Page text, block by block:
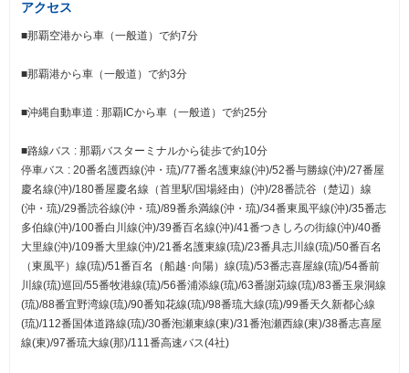
アクセス
■那覇空港から車（一般道）で約7分
■那覇港から車（一般道）で約3分
■沖縄自動車道 : 那覇ICから車（一般道）で約25分
■路線バス : 那覇バスターミナルから徒歩で約10分
停車バス : 20番名護西線(沖・琉)/77番名護東線(沖)/52番与勝線(沖)/27番屋
慶名線(沖)/180番屋慶名線（首里駅/国場経由）(沖)/28番読谷（楚辺）線
(沖・琉)/29番読谷線(沖・琉)/89番糸満線(沖・琉)/34番東風平線(沖)/35番志
多伯線(沖)/100番白川線(沖)/39番百名線(沖)/41番つきしろの街線(沖)/40番
大里線(沖)/109番大里線(沖)/21番名護東線(琉)/23番具志川線(琉)/50番百名
（東風平）線(琉)/51番百名（船越･向陽）線(琉)/53番志喜屋線(琉)/54番前
川線(琉)巡回/55番牧港線(琉)/56番浦添線(琉)/63番謝苅線(琉)/83番玉泉洞線
(琉)/88番宜野湾線(琉)/90番知花線(琉)/98番琉大線(琉)/99番天久新都心線
(琉)/112番国体道路線(琉)/30番泡瀬東線(東)/31番泡瀬西線(東)/38番志喜屋
線(東)/97番琉大線(那)/111番高速バス(4社)